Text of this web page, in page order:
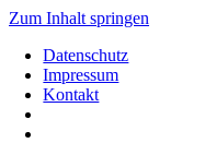
Zum Inhalt springen
Datenschutz
Impressum
Kontakt